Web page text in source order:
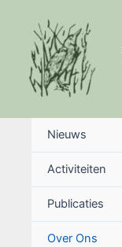
inhoud
Nieuws
Activiteiten
Publicaties
Over Ons